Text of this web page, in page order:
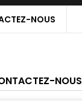
NOUS
NOUS